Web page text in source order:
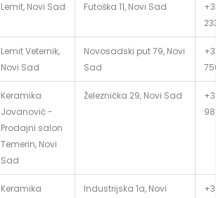
Lemit, Novi Sad Futoška 11, Novi Sad
Lemit Veternik,
Novi Sad
Novosadski put 79, Novi
Sad
Keramika
Jovanović -
Prodajni salon
Temerin, Novi
Sad
Železnička 29, Novi Sad
Keramika
Industrijska 1a, Novi